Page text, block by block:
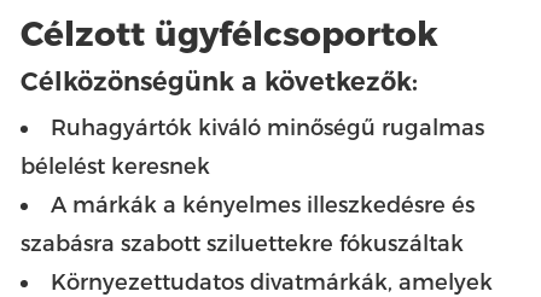
Célzott ügyfélcsoportok
Célközönségünk a következők:
Ruhagyártók kiváló minőségű rugalmas
bélelést keresnek
A márkák a kényelmes illeszkedésre és
szabásra szabott sziluettekre fókuszáltak
Környezettudatos divatmárkák, amelyek